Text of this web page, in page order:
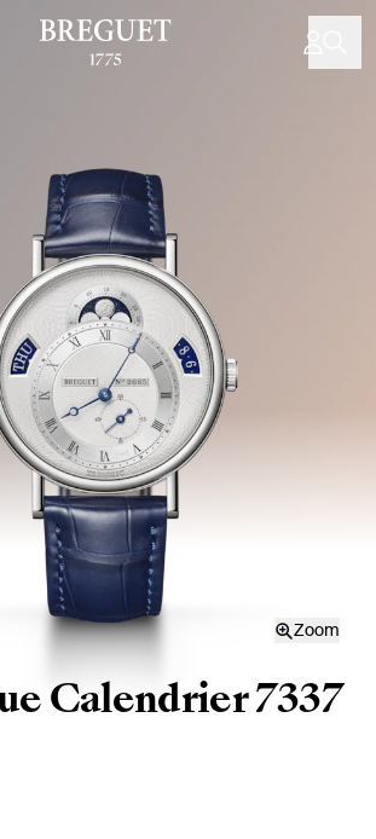
Zoom
Calendrier 7337